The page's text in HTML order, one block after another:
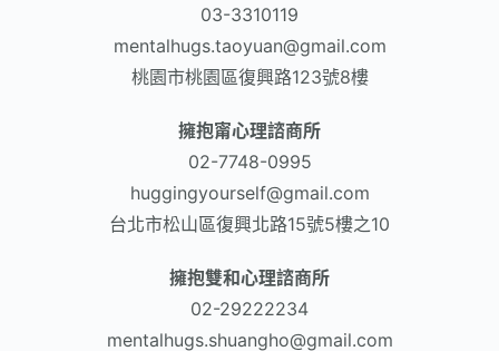
03-3310119
mentalhugs.taoyuan@gmail.com
桃園市桃園區復興路123號8樓
擁抱甯心理諮商所
02-7748-0995
huggingyourself@gmail.com
台北市松山區復興北路15號5樓之10
擁抱雙和心理諮商所
02-29222234
mentalhugs.shuangho@gmail.com